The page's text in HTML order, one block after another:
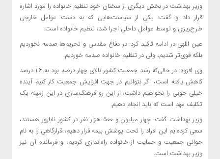
وزیر بهداشت در بخش دیگری از سخنان خود تنظیم خانواده را مورد اشاره
قرار داد و گفت: یکی از سیاست‌هایی که به دست عوامل خارجی
طرح‌ریزی و توسط عوامل داخلی اجرا شد، تنظیم خانواده است.
عین اللهی در ادامه تاکید کرد: در دفاع مقدس و تحریم‌ها صدمه نخوردیم
بلکه قوی‌تر شدیم، ولی در تنظیم خانواده صدمه خوردیم.
وی افزود: در حالی‌که رشد جمعیت کشور بالای چهار درصد بود به ۱.۶ درصد
کاهش یافته است، اگر نتوانیم در جهت افزایش جمعیت کار کنیم آینده
خیلی خوبی را نخواهیم داشت، از این رو فرهنگ‌سازی در این زمینه یک
تکلیف مهم است که باید انجام دهیم.
وزیر بهداشت گفت: چهار میلیون و ۵۰۰ هزار نفر در کشور نابارور هستند،
سعی کرده‌ایم این افراد را تحت پوشش بیمه قرار دهیم، قرارگاهی را به نام
جوانی جمعیت و حمایت از خانواده راه‌اندازی کردیم، و فرمانده آن نیز
وزیر بهداشت است.